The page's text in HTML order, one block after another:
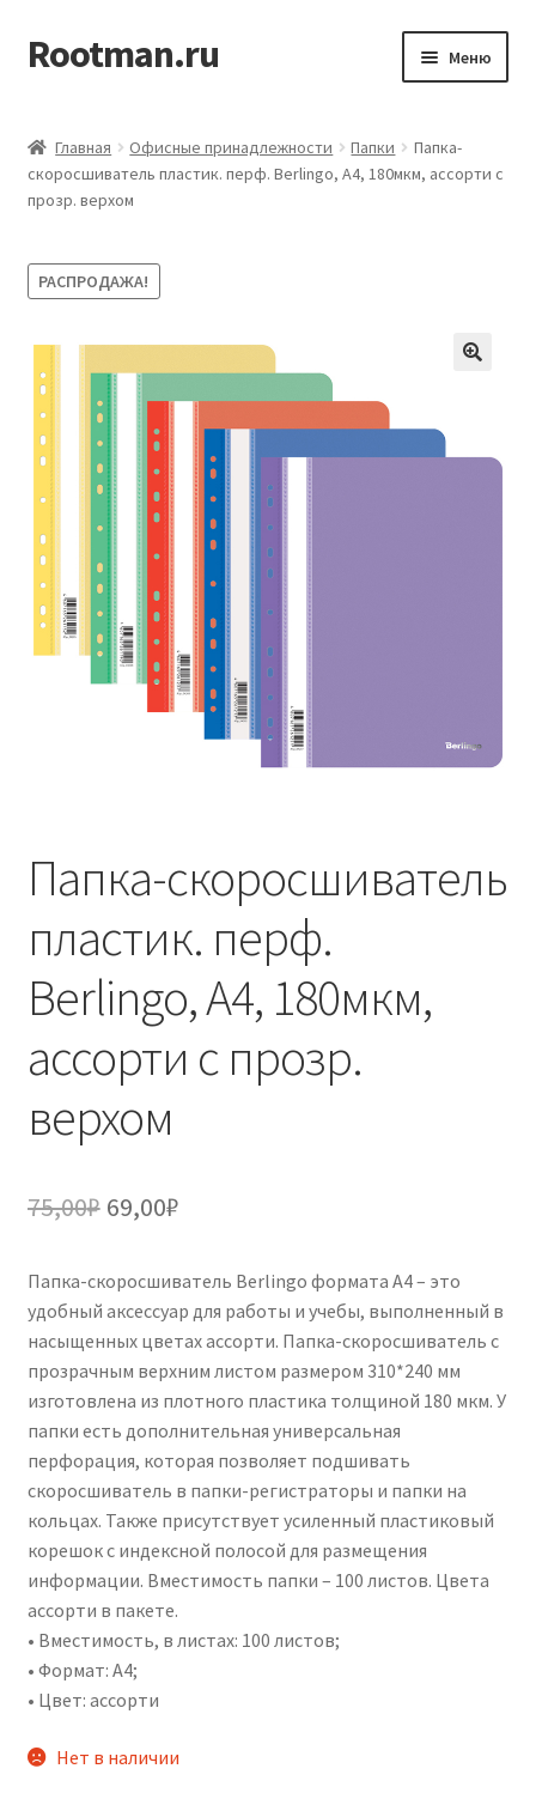
Перейти
к
Перейти
к
Rootman.ru Меню
меню
Офисные принадлежности
Товары для учёбы
меню
Главная Офисные принадлежности Папки
Папка-
скоросшиватель пластик. перф. Berlingo, А4, 180мкм, ассорти с
прозр. верхом
РАСПРОДАЖА!
Папка-скоросшиватель
пластик. перф.
Berlingo, А4, 180мкм,
ассорти с прозр.
верхом
75,00₽ Первоначальная
составляла
75,00₽.
69,00₽Текущая
69,00₽.
Папка-скоросшиватель Berlingo формата А4 – это
удобный аксессуар для работы и учебы, выполненный в
насыщенных цветах ассорти. Папка-скоросшиватель с
прозрачным верхним листом размером 310*240 мм
изготовлена из плотного пластика толщиной 180 мкм. У
папки есть дополнительная универсальная
перфорация, которая позволяет подшивать
скоросшиватель в папки-регистраторы и папки на
кольцах. Также присутствует усиленный пластиковый
корешок с индексной полосой для размещения
информации. Вместимость папки – 100 листов. Цвета
ассорти в пакете.
• Вместимость, в листах: 100 листов;
• Формат: А4;
• Цвет: ассорти
Нет в наличии